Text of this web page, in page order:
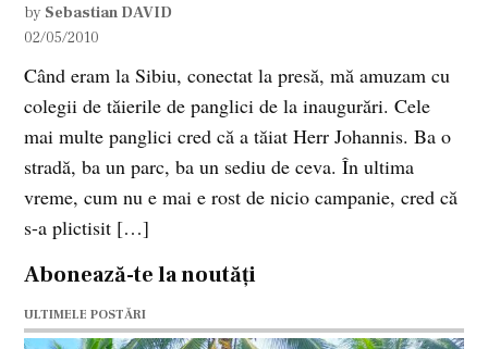
by Sebastian DAVID
02/05/2010
Când eram la Sibiu, conectat la presă, mă amuzam cu
colegii de tăierile de panglici de la inaugurări. Cele
mai multe panglici cred că a tăiat Herr Johannis. Ba o
stradă, ba un parc, ba un sediu de ceva. În ultima
vreme, cum nu e mai e rost de nicio campanie, cred că
s-a plictisit […]
Abonează-te la noutăți
ULTIMELE POSTĂRI